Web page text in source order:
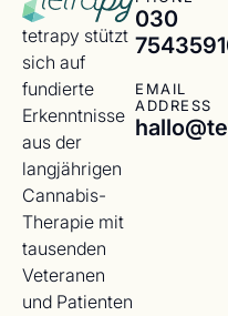
tetrapy stützt
sich auf
fundierte
Erkenntnisse
aus der
langjährigen
Cannabis-
Therapie mit
tausenden
Veteranen
und Patienten
030
EMAIL
ADDRESS